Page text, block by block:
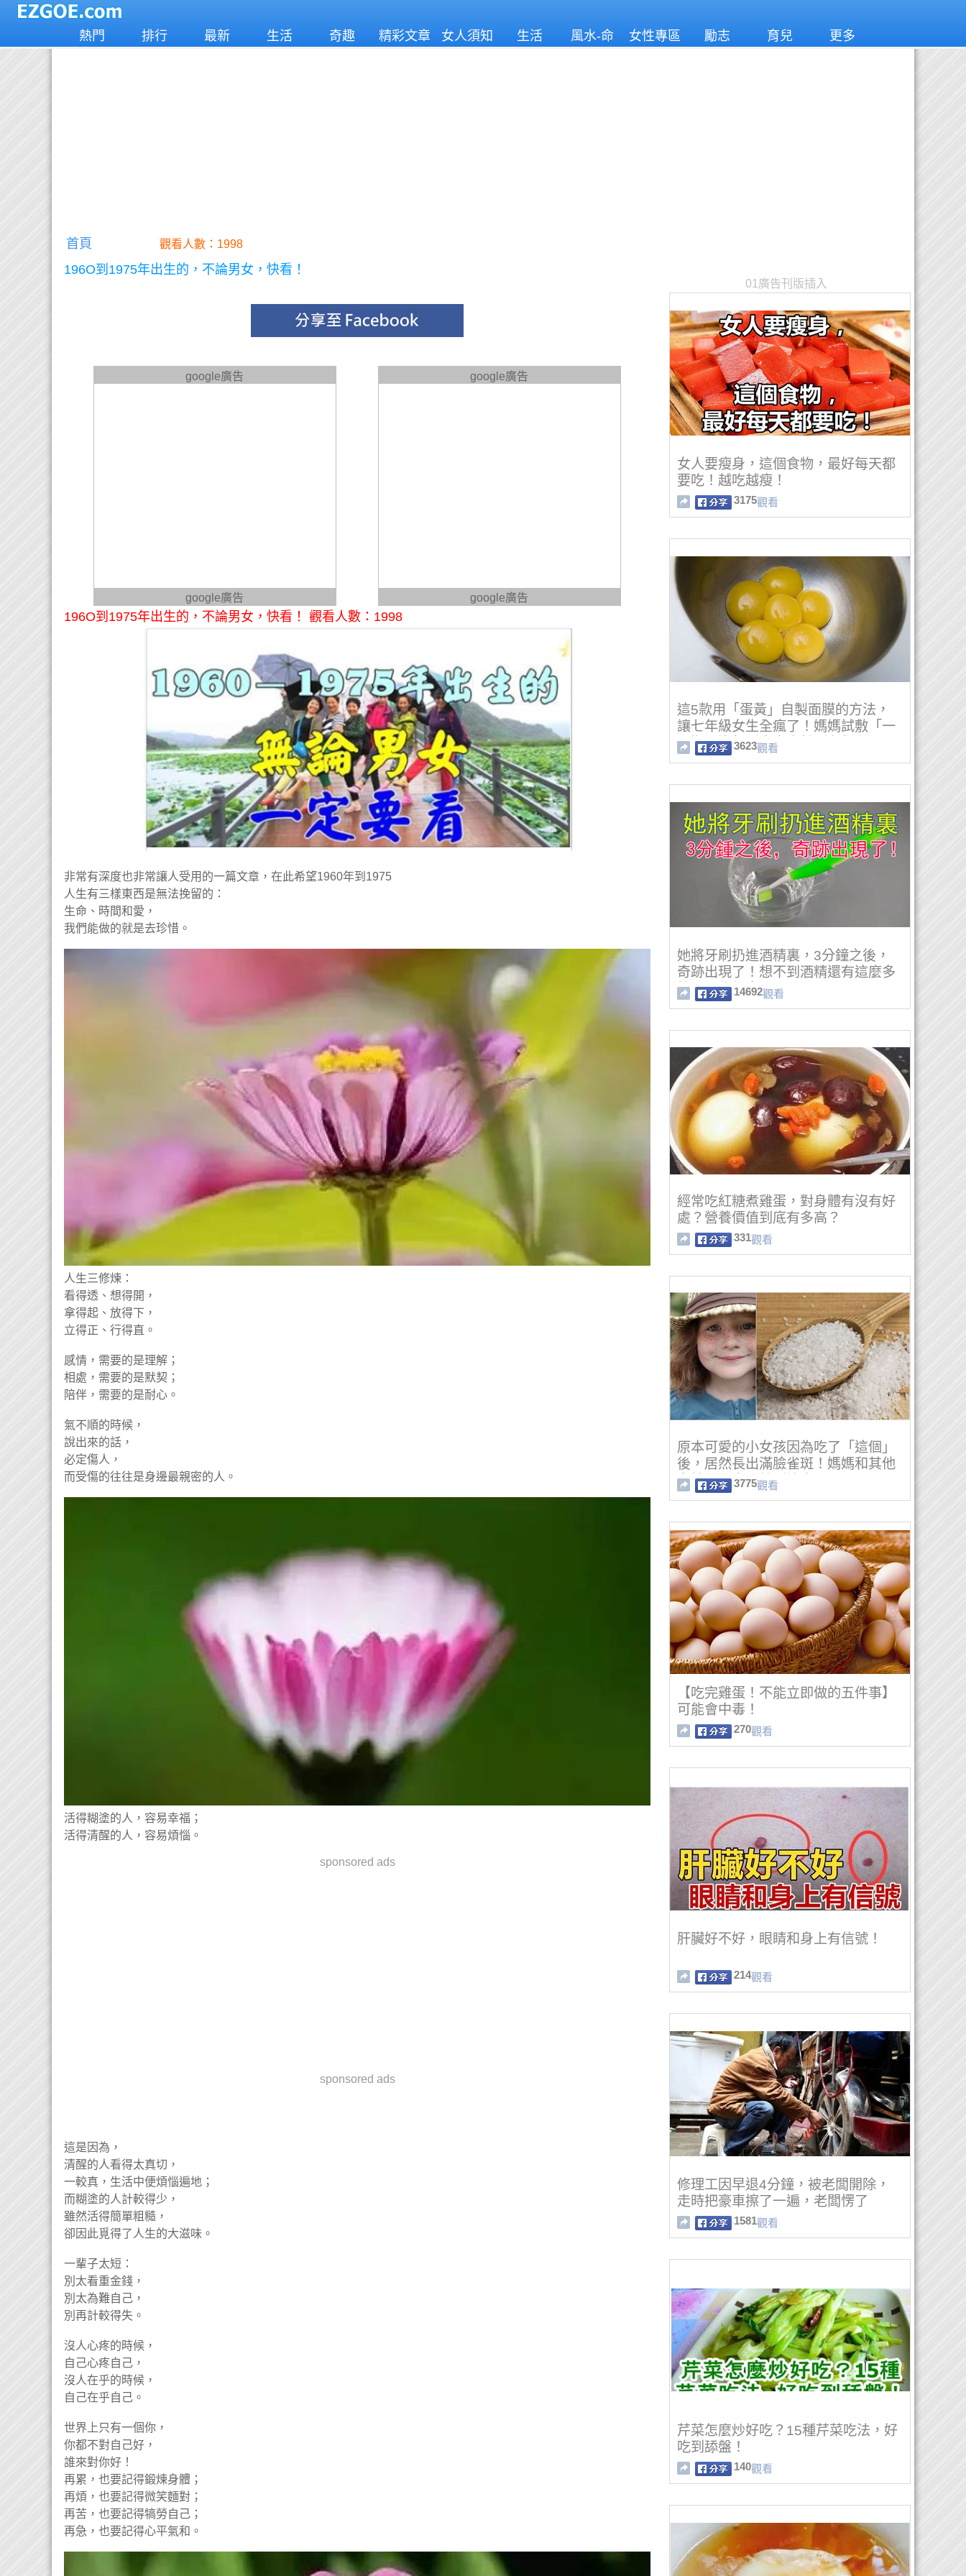
熱門 排行 最新 生活 奇趣 精彩文章 女人須知 生活
風水-命
女性專區 勵志 育兒 更多
首頁 觀看人數：1998
196O到1975年出生的，不論男女，快看！
google廣告
google廣告
google廣告
google廣告
196O到1975年出生的，不論男女，快看！ 觀看人數：1998
非常有深度也非常讓人受用的一篇文章，在此希望1960年到1975
人生有三樣東西是無法挽留的：
生命、時間和愛，
我們能做的就是去珍惜。
人生三修煉：
看得透、想得開，
拿得起、放得下，
立得正、行得直。
感情，需要的是理解；
相處，需要的是默契；
陪伴，需要的是耐心。
氣不順的時候，
說出來的話，
必定傷人，
而受傷的往往是身邊最親密的人。
活得糊塗的人，容易幸福；
活得清醒的人，容易煩惱。
sponsored ads
sponsored ads
這是因為，
清醒的人看得太真切，
一較真，生活中便煩惱遍地；
而糊塗的人計較得少，
雖然活得簡單粗糙，
卻因此覓得了人生的大滋味。
一輩子太短：
別太看重金錢，
別太為難自己，
別再計較得失。
沒人心疼的時候，
自己心疼自己，
沒人在乎的時候，
自己在乎自己。
世界上只有一個你，
你都不對自己好，
誰來對你好！
再累，也要記得鍛煉身體；
再煩，也要記得微笑麵對；
再苦，也要記得犒勞自己；
再急，也要記得心平氣和。
01廣告刊版插入
女人要瘦身，這個食物，最好每天都
要吃！越吃越瘦！
3175觀看
這5款用「蛋黃」自製面膜的方法，
讓七年級女生全瘋了！媽媽試敷「一
星期」沒想到皮膚竟然...這太強了
啦！
3623觀看
她將牙刷扔進酒精裏，3分鐘之後，
奇跡出現了！想不到酒精還有這麼多
妙用！學起來！
14692觀看
經常吃紅糖煮雞蛋，對身體有沒有好
處？營養價值到底有多高？
331觀看
原本可愛的小女孩因為吃了「這個」
後，居然長出滿臉雀斑！媽媽和其他
女性們一定要特別注意...
3775觀看
【吃完雞蛋！不能立即做的五件事】
可能會中毒！
270觀看
肝臟好不好，眼睛和身上有信號！
214觀看
修理工因早退4分鐘，被老闆開除，
走時把豪車擦了一遍，老闆愣了
1581觀看
芹菜怎麼炒好吃？15種芹菜吃法，好
吃到舔盤！
140觀看